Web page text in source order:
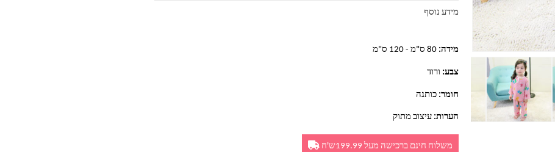
מידע נוסף
מידה: 80 ס"מ - 120 ס"מ
צבע: ורוד
חומר: כותנה
הערות: עיצוב מתוק
משלוח חינם ברכישה מעל 199.99ש'ח